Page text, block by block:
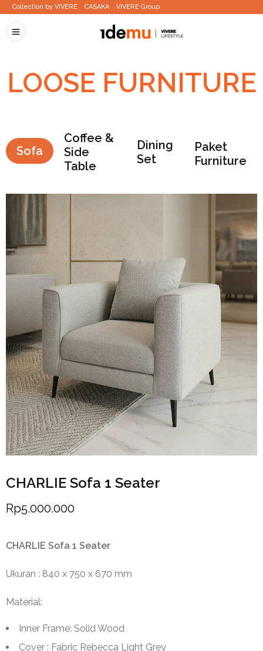
Collection by VIVERE CASAKA VIVERE Group
LOOSE FURNITURE
Sofa
Coffee &
Side
Table
Dining
Set
Paket
Furniture
CHARLIE Sofa 1 Seater
Rp5.000.000
CHARLIE Sofa 1 Seater
Ukuran : 840 x 750 x 670 mm
Material:
Inner Frame: Solid Wood
Cover : Fabric Rebecca Light Grey